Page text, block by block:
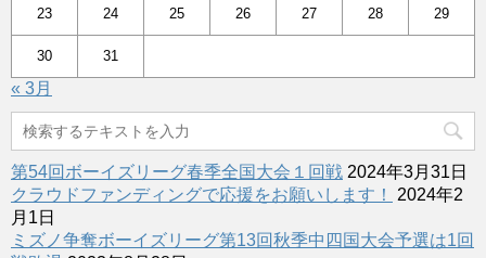
23 24 25 26 27 28 29
30 31
« 3月
第54回ボーイズリーグ春季全国大会１回戦 2024年3月31日
クラウドファンディングで応援をお願いします！
2024年2
月1日
ミズノ争奪ボーイズリーグ第13回秋季中四国大会予選は1回